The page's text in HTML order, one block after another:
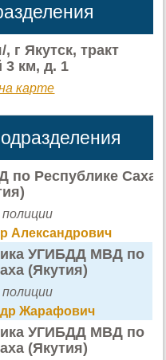
г Якутск, тракт
км, д. 1
карте
Республике Саха
полиции
Александрович
УГИБДД МВД по
(Якутия)
полиции
Жарафович
УГИБДД МВД по
(Якутия)